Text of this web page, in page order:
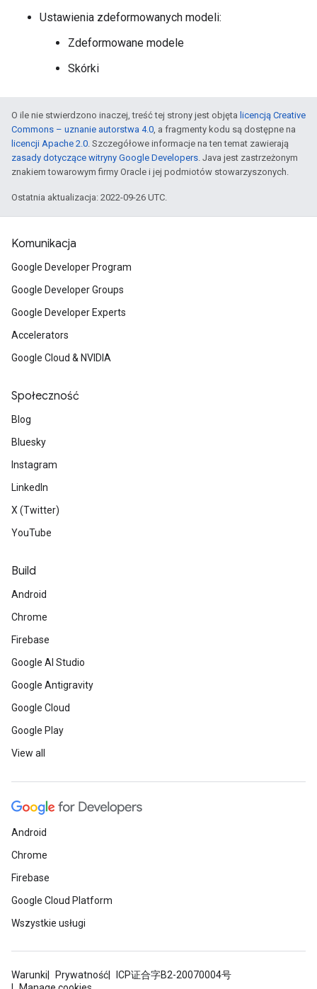
Ustawienia zdeformowanych modeli:
Zdeformowane modele
Skórki
O ile nie stwierdzono inaczej, treść tej strony jest objęta licencją Creative
Commons – uznanie autorstwa 4.0, a fragmenty kodu są dostępne na
licencji Apache 2.0. Szczegółowe informacje na ten temat zawierają
zasady dotyczące witryny Google Developers. Java jest zastrzeżonym
znakiem towarowym firmy Oracle i jej podmiotów stowarzyszonych.
Ostatnia aktualizacja: 2022-09-26 UTC.
Komunikacja
Google Developer Program
Google Developer Groups
Google Developer Experts
Accelerators
Google Cloud & NVIDIA
Społeczność
Blog
Bluesky
Instagram
LinkedIn
X (Twitter)
YouTube
Build
Android
Chrome
Firebase
Google AI Studio
Google Antigravity
Google Cloud
Google Play
View all
Android
Chrome
Firebase
Google Cloud Platform
Wszystkie usługi
Warunki Prywatność
ICP证合字B2-20070004号